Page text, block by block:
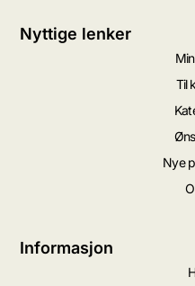
Nyttige lenker
Til
Nye
Informasjon